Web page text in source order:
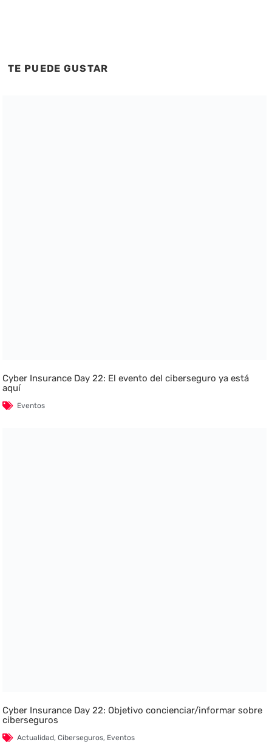
TE PUEDE GUSTAR
Cyber Insurance Day 22: El evento del ciberseguro ya está
aquí
Eventos
Cyber Insurance Day 22: Objetivo concienciar/informar sobre
ciberseguros
Actualidad,Ciberseguros, Eventos